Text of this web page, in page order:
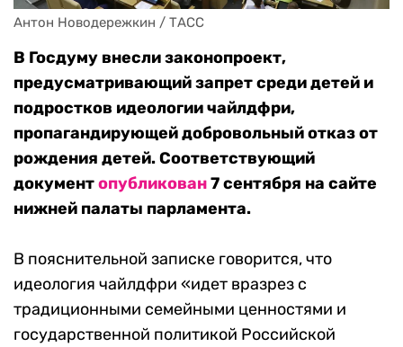
Антон Новодережкин / ТАСС
В Госдуму внесли законопроект,
предусматривающий запрет среди детей и
подростков идеологии чайлдфри,
пропагандирующей добровольный отказ от
рождения детей. Соответствующий
документопубликован7 сентября на сайте
нижней палаты парламента.
В пояснительной записке говорится, что
идеология чайлдфри «идет вразрез с
традиционными семейными ценностями и
государственной политикой Российской